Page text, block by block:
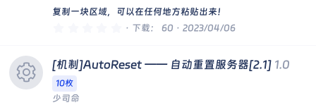
图
复制一块区域，可以在任何地方粘贴出来！
0
星
下载 60 2023/04/06
[机制]AutoReset —— 自动重置服务器[2.1] 1.0
10枚
少司命